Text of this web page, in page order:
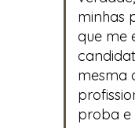
minhas
que me
mesma
proba e